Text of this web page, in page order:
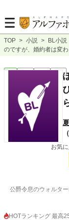
TOP > 小説 > BL小説
のですが、婚約者は変
BL 完結 長編 R18
お気
公爵令息のウォルター
ふたりの婚約は、ウォ
がぼくのはんりょだ』
HOTランキング 最高